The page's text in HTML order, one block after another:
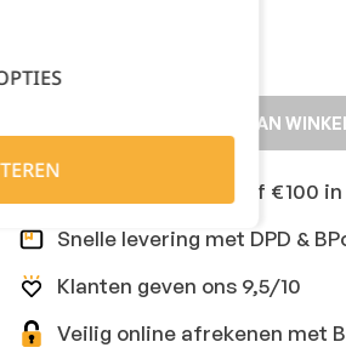
TOEVOEGEN AAN
Gratis levering vanaf €100
Snelle levering met DPD &
Klanten geven ons 9,5/10
Veilig online afrekenen met